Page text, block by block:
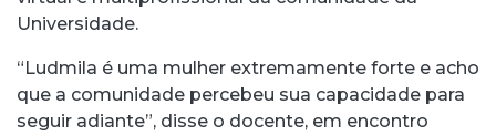
Universidade.
“Ludmila é uma mulher extremamente forte e acho
que a comunidade percebeu sua capacidade para
seguir adiante”, disse o docente, em encontro